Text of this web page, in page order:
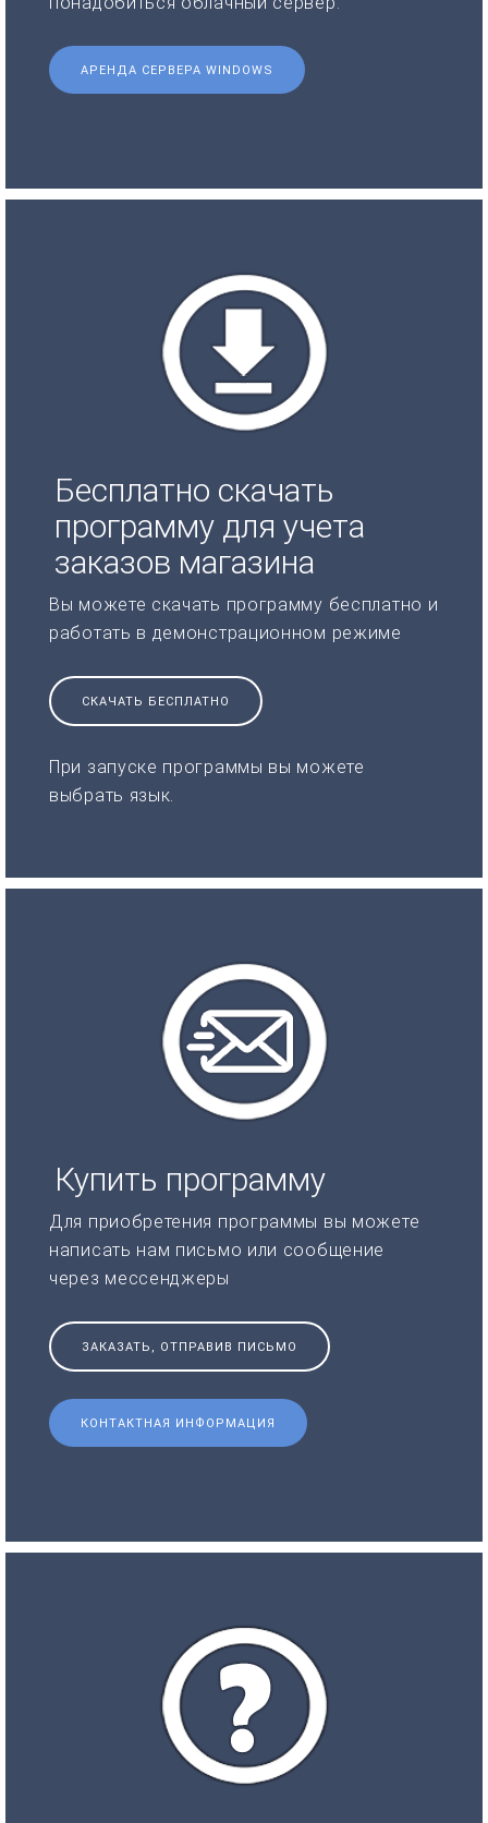
АРЕНДА СЕРВЕРА WINDOWS
Бесплатно скачать
программу для учета
заказов магазина
Вы можете скачать программу бесплатно и
работать в демонстрационном режиме
СКАЧАТЬ БЕСПЛАТНО
При запуске программы вы можете
выбрать язык.
Купить программу
Для приобретения программы вы можете
написать нам письмо или сообщение
через мессенджеры
ЗАКАЗАТЬ, ОТПРАВИВ ПИСЬМО
КОНТАКТНАЯ ИНФОРМАЦИЯ